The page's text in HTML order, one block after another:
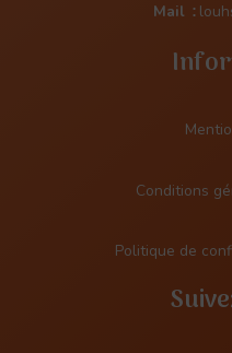
Mail :
Conditions
Politique de